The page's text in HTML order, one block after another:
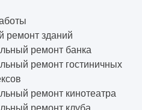
ремонт зданий
ремонт банка
ремонт гостиничных
ремонт кинотеатра